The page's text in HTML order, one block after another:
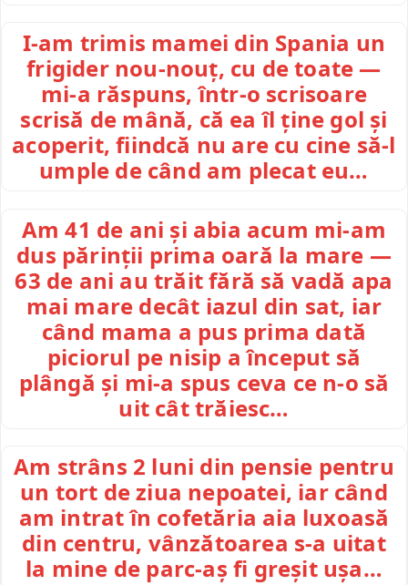
I-am trimis mamei din Spania un
frigider nou-nouț, cu de toate —
mi-a răspuns, într-o scrisoare
scrisă de mână, că ea îl ține gol și
acoperit, fiindcă nu are cu cine să-l
umple de când am plecat eu…
Am 41 de ani și abia acum mi-am
dus părinții prima oară la mare —
63 de ani au trăit fără să vadă apa
mai mare decât iazul din sat, iar
când mama a pus prima dată
piciorul pe nisip a început să
plângă și mi-a spus ceva ce n-o să
uit cât trăiesc…
Am strâns 2 luni din pensie pentru
un tort de ziua nepoatei, iar când
am intrat în cofetăria aia luxoasă
din centru, vânzătoarea s-a uitat
la mine de parc-aș fi greșit ușa…